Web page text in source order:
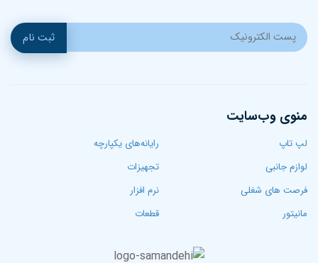
ثبت نام
منوی وب‌سایت
لپ تاپ‌
رایانه‌های یکپارچه
لوازم جانبی
تجهیزات
فرصت های شغلی
نرم افزار
مانیتور
قطعات